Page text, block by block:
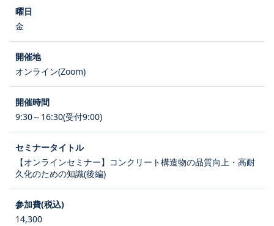
金
オンライン(Zoom)
9:30～16:30(受付9:00)
【オンラインセミナー】コンクリート構造物の品質向上・高耐
久化のための知識(後編)
14,300